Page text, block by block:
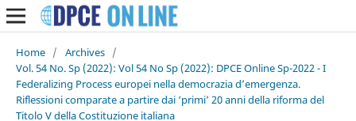
Home / Archives /
Vol. 54 No. Sp (2022): Vol 54 No Sp (2022): DPCE Online Sp-2022 - I
Federalizing Process europei nella democrazia d’emergenza.
Riflessioni comparate a partire dai ‘primi’ 20 anni della riforma del
Titolo V della Costituzione italiana